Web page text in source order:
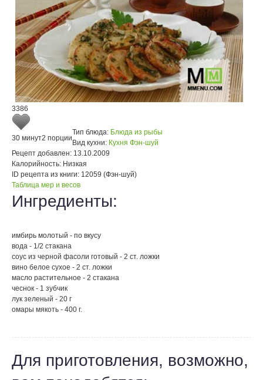
3386
30 минут2 порции
Тип блюда: Блюда из рыбы
Вид кухни: Кухня Фэн-шуй
Рецепт добавлен: 13.10.2009
Калорийность: Низкая
ID рецепта из книги: 12059 (Фэн-шуй)
Таблица мер и весов
Ингредиенты:
имбирь молотый - по вкусу
вода - 1/2 стакана
соус из черной фасоли готовый - 2 ст. ложки
вино белое сухое - 2 ст. ложки
масло растительное - 2 стакана
чеснок - 1 зубчик
лук зеленый - 20 г
омары мякоть - 400 г.
Для приготовления, возможно,